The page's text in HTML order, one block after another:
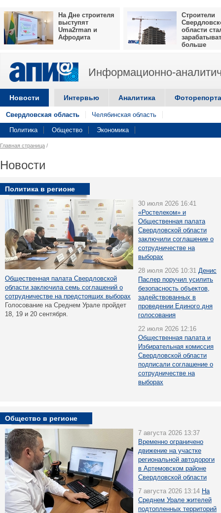
На Дне строителя
выступят
Uma2rman и
Афродита
Строители
области
больше
Информационно-
Новости Интервью Аналитика
Свердловская область Челябинская область
Политика Общество Экономика
Главная страница /
Новости
Политика в регионе
Общественная палата Свердловской
области заключила семь соглашений о
сотрудничестве на предстоящих выборах
Голосование на Среднем Урале пройдет
18, 19 и 20 сентября.
30 июля 2026 16:41
«Ростелеком» и
Общественная палата
Свердловской области
заключили соглашение о
сотрудничестве на
выборах
28 июля 2026 10:31 Денис
Паслер поручил усилить
безопасность объектов,
задействованных в
проведении Единого дня
голосования
22 июля 2026 12:16
Общественная палата и
Избирательная комиссия
Свердловской области
подписали соглашение о
сотрудничестве на
выборах
Общество в регионе
7 августа 2026 13:37
Временно ограничено
движение на участке
региональной автодороги
в Артемовском районе
Свердловской области
7 августа 2026 13:14 На
Среднем Урале жителей
подтопленных территорий